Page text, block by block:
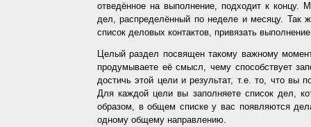
отведённое на выполнение, подходит к концу.
дел, распределённый по неделе и месяцу. Так
список деловых контактов, привязать
Целый раздел посвящен такому важному
продумываете её смысл, чему способствует
достичь этой цели и результат, т.е. то, что вы
Для каждой цели вы заполняете список дел,
образом, в общем списке у вас появляются
одному общему направлению.